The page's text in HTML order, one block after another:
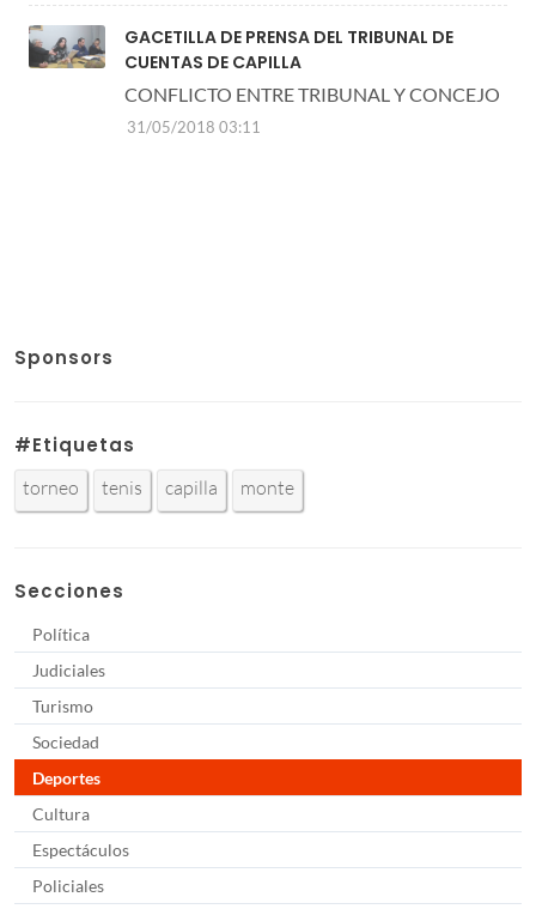
GACETILLA DE PRENSA DEL TRIBUNAL DE
CUENTAS DE CAPILLA
CONFLICTO ENTRE TRIBUNAL Y CONCEJO
31/05/2018 03:11
Sponsors
#Etiquetas
torneo tenis capilla monte
Secciones
Política
Judiciales
Turismo
Sociedad
Deportes
Cultura
Espectáculos
Policiales